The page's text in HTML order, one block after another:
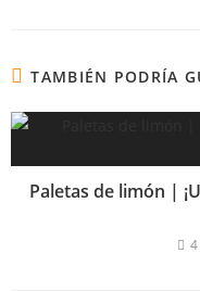
TAMBIÉN PODRÍA
Paletas de limón |